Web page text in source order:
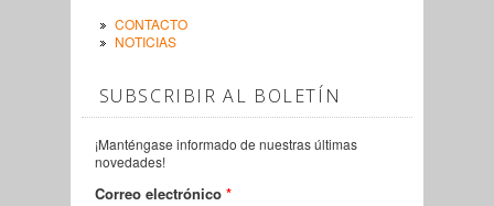
CONTACTO
NOTICIAS
SUBSCRIBIR AL BOLETÍN
¡Manténgase informado de nuestras últimas
novedades!
Correo electrónico *